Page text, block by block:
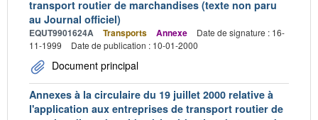
transport routier de marchandises (texte non paru
au Journal officiel)
EQUT9901624A Transports Annexe
Date de signature : 16-
11-1999
Date de publication : 10-01-2000
Document principal
Annexes à la circulaire du 19 juillet 2000 relative à
l'application aux entreprises de transport routier de